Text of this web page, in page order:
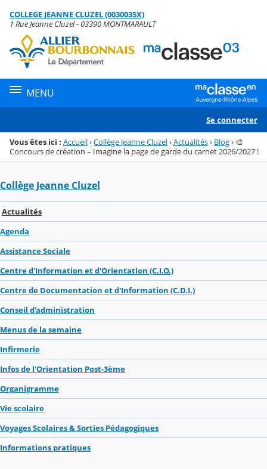
Menu de la rubrique
Contenu
COLLEGE JEANNE CLUZEL (0030035X)
1 Rue Jeanne Cluzel - 03390 MONTMARAULT
MENU
Se connecter
Vous êtes ici : Accueil›Collège Jeanne Cluzel›Actualités› Blog› 🎨
Concours de création – Imagine la page de garde du carnet 2026/2027 !
Collège Jeanne Cluzel
Actualités
Agenda
Assistance Sociale
Centre d'Information et d'Orientation (C.I.O.)
Centre de Documentation et d'Information (C.D.I.)
Conseil d'administration
Menus de la semaine
Infirmerie
Infos de l'Orientation Post-3ème
Organigramme
Vie scolaire
Voyages Scolaires & Sorties Pédagogiques
Informations pratiques